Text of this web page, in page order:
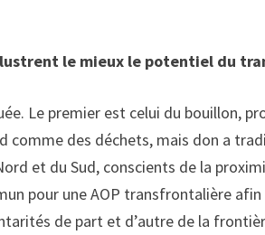
le mieux le potentiel du
Le premier est celui du bouillon,
comme des déchets, mais don a
et du Sud, conscients de la
pour une AOP transfrontalière
de part et d’autre de la